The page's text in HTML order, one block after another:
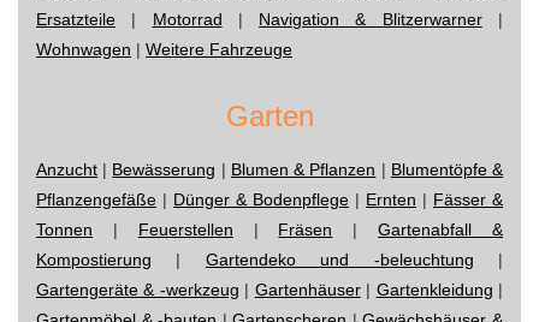
Ersatzteile | Motorrad | Navigation & Blitzerwarner|
Wohnwagen | Weitere Fahrzeuge
Garten
Anzucht | Bewässerung | Blumen & Pflanzen | Blumentöpfe &
Pflanzengefäße | Dünger & Bodenpflege | Ernten | Fässer &
Tonnen | Feuerstellen | Fräsen |Gartenabfall &
Kompostierung | Gartendeko und -beleuchtung |
Gartengeräte & -werkzeug | Gartenhäuser| Gartenkleidung |